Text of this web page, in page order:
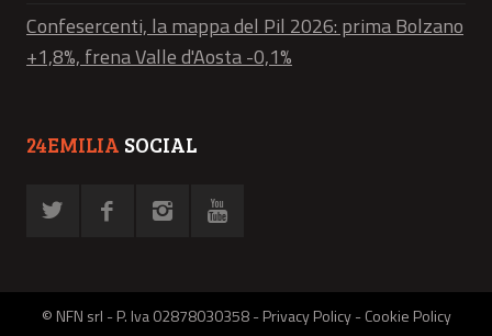
Confesercenti, la mappa del Pil 2026: prima Bolzano
+1,8%, frena Valle d'Aosta -0,1%
24EMILIA SOCIAL
© NFN srl - P. Iva 02878030358 -Privacy Policy-Cookie Policy